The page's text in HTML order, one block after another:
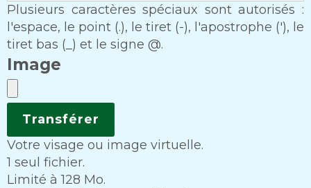
Plusieurs caractères spéciaux sont autorisés :
l'espace, le point (.), le tiret (-), l'apostrophe ('), le
tiret bas (_) et le signe @.
Image
Votre visage ou image virtuelle.
1 seul fichier.
Limité à 128 Mo.